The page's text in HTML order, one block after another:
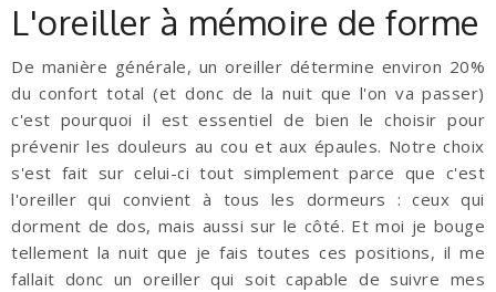
L'oreiller à mémoire de forme
De manière générale, un oreiller détermine environ 20%
du confort total (et donc de la nuit que l'on va passer)
c'est pourquoi il est essentiel de bien le choisir pour
prévenir les douleurs au cou et aux épaules. Notre choix
s'est fait sur celui-ci tout simplement parce que c'est
l'oreiller qui convient à tous les dormeurs : ceux qui
dorment de dos, mais aussi sur le côté. Et moi je bouge
tellement la nuit que je fais toutes ces positions, il me
fallait donc un oreiller qui soit capable de suivre mes